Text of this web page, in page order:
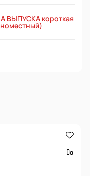
ВЫПУСКА короткая